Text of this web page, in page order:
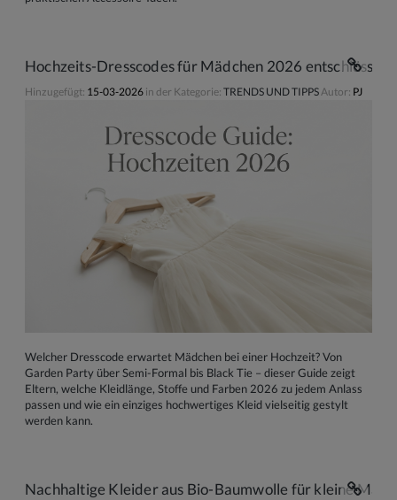
Hochzeits-Dresscodes für Mädchen 2026
Hinzugefügt: 15-03-2026 in der Kategorie: TRENDS UND TIPPSAutor: PJ
Welcher Dresscode erwartet Mädchen bei einer Hochzeit? Von
Garden Party über Semi-Formal bis Black Tie – dieser Guide zeigt
Eltern, welche Kleidlänge, Stoffe und Farben 2026 zu jedem Anlass
passen und wie ein einziges hochwertiges Kleid vielseitig gestylt
werden kann.
Nachhaltige Kleider aus Bio-Baumwolle für kleine